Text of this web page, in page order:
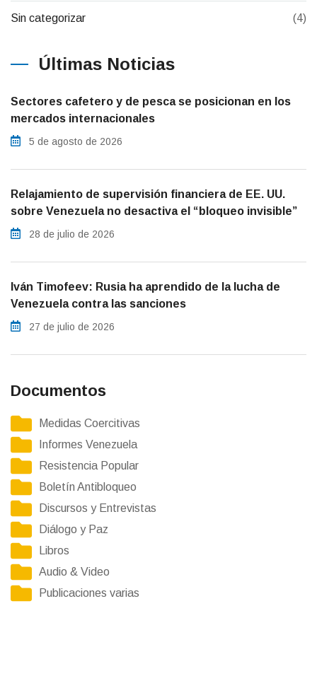
Sin categorizar (4)
Últimas Noticias
Sectores cafetero y de pesca se posicionan en los
mercados internacionales
5 de agosto de 2026
Relajamiento de supervisión financiera de EE. UU.
sobre Venezuela no desactiva el “bloqueo invisible”
28 de julio de 2026
Iván Timofeev: Rusia ha aprendido de la lucha de
Venezuela contra las sanciones
27 de julio de 2026
Documentos
Medidas Coercitivas
Informes Venezuela
Resistencia Popular
Boletín Antibloqueo
Discursos y Entrevistas
Diálogo y Paz
Libros
Audio & Video
Publicaciones varias